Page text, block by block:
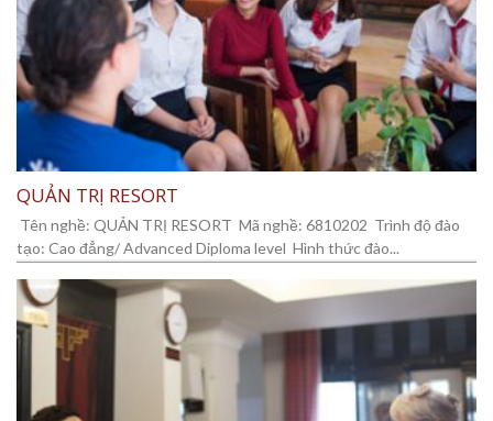
QUẢN TRỊ RESORT
Tên nghề: QUẢN TRỊ RESORT Mã nghề: 6810202 Trình độ đào
tạo: Cao đẳng/ Advanced Diploma level Hình thức đào...